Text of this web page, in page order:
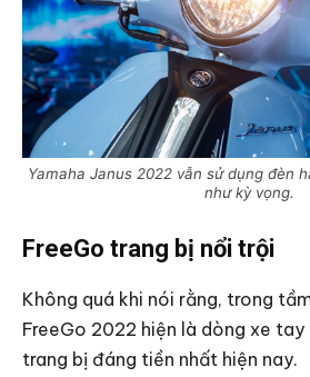
Yamaha Janus 2022 vẫn sử dụng đèn
như kỳ vọng.
FreeGo trang bị nổi trội
Không quá khi nói rằng, trong
FreeGo 2022 hiện là dòng xe tay
trang bị đáng tiền nhất hiện nay.